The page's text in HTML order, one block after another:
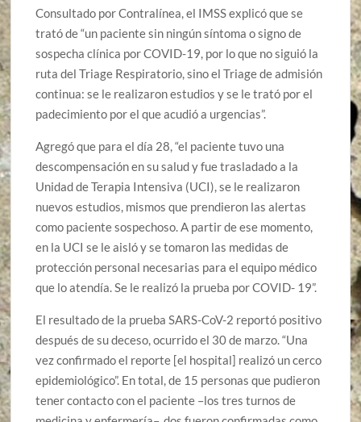
Consultado por Contralínea, el IMSS explicó que se
trató de “un paciente sin ningún síntoma o signo de
sospecha clínica por COVID-19, por lo que no siguió la
ruta del Triage Respiratorio, sino el Triage de admisión
continua: se le realizaron estudios y se le trató por el
padecimiento por el que acudió a urgencias”.
Agregó que para el día 28, “el paciente tuvo una
descompensación en su salud y fue trasladado a la
Unidad de Terapia Intensiva (UCI), se le realizaron
nuevos estudios, mismos que prendieron las alertas
como paciente sospechoso. A partir de ese momento,
en la UCI se le aisló y se tomaron las medidas de
protección personal necesarias para el equipo médico
que lo atendía. Se le realizó la prueba por COVID- 19”.
El resultado de la prueba SARS-CoV-2 reportó positivo
después de su deceso, ocurrido el 30 de marzo. “Una
vez confirmado el reporte [el hospital] realizó un cerco
epidemiológico”. En total, de 15 personas que pudieron
tener contacto con el paciente –los tres turnos de